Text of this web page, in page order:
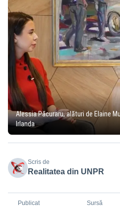
Alessia Păcuraru, alături de Elaine
Irlanda
Scris de
Realitatea din UNPR
Publicat Sursă